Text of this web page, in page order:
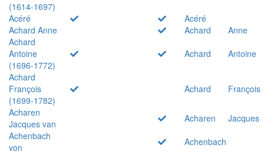
(1614-1697)
Acéré
Acéré
Achard Anne
Achard
Anne
Achard
Antoine
(1696-1772)
Achard
Antoine
Achard
François
(1699-1782)
Achard
François
Acharen
Jacques van
Acharen
Jacques
Achenbach
von
Achenbach